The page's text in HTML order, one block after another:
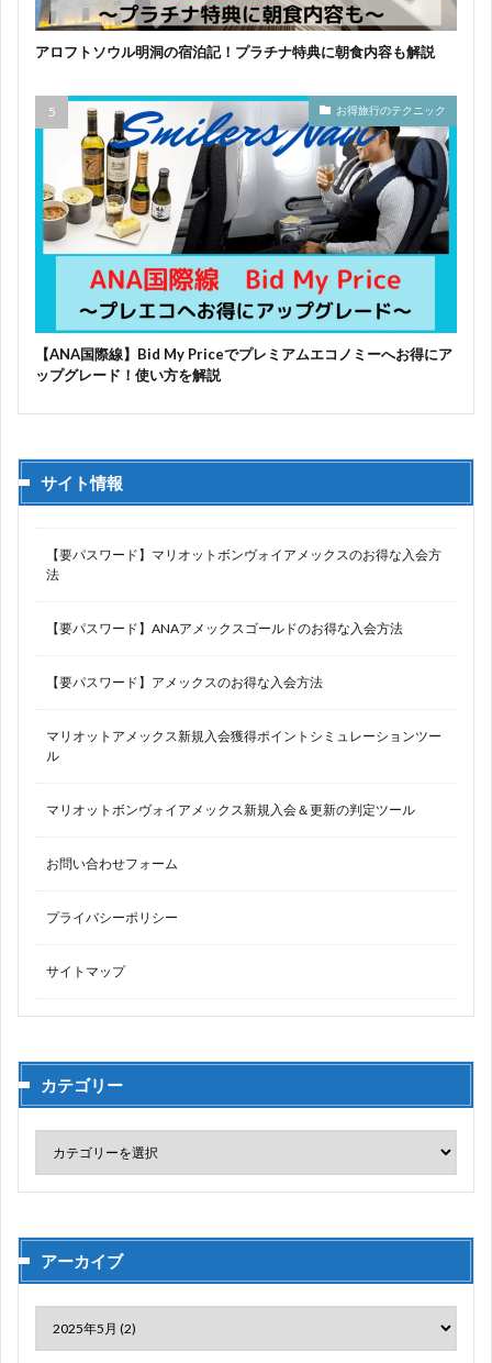
アロフトソウル明洞の宿泊記！プラチナ特典に朝食内容も解説
お得旅行のテクニック
【ANA国際線】Bid My Priceでプレミアムエコノミーへお得にア
ップグレード！使い方を解説
サイト情報
【要パスワード】マリオットボンヴォイアメックスのお得な入会方
法
【要パスワード】ANAアメックスゴールドのお得な入会方法
【要パスワード】アメックスのお得な入会方法
マリオットアメックス新規入会獲得ポイントシミュレーションツー
ル
マリオットボンヴォイアメックス新規入会＆更新の判定ツール
お問い合わせフォーム
プライバシーポリシー
サイトマップ
カテゴリー
アーカイブ